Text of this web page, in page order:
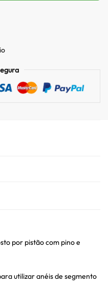
por pistão com pino e
utilizar anéis de segmento